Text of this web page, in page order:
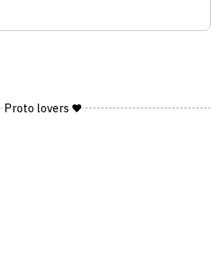
Proto lovers ♥